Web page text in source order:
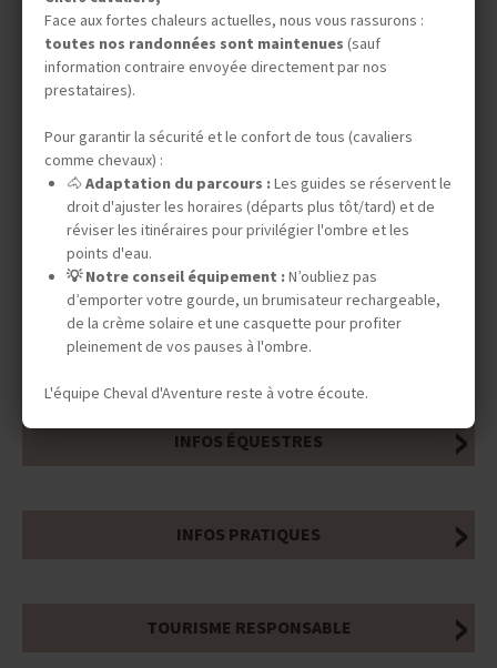
DATES & PRIX
INFOS ÉQUESTRES
INFOS PRATIQUES
TOURISME RESPONSABLE
Face aux fortes chaleurs actuelles, nous vous rassurons :
toutes nos randonnées sont maintenues (sauf
information contraire envoyée directement par nos
prestataires).
Pour garantir la sécurité et le confort de tous (cavaliers
comme chevaux) :
🐴 Adaptation du parcours :Les guides se réservent le
droit d'ajuster les horaires (départs plus tôt/tard) et de
réviser les itinéraires pour privilégier l'ombre et les
points d'eau.
💡 Notre conseil équipement :N’oubliez pas
d’emporter votre gourde, un brumisateur rechargeable,
de la crème solaire et une casquette pour profiter
pleinement de vos pauses à l'ombre.
L'équipe Cheval d'Aventure reste à votre écoute.